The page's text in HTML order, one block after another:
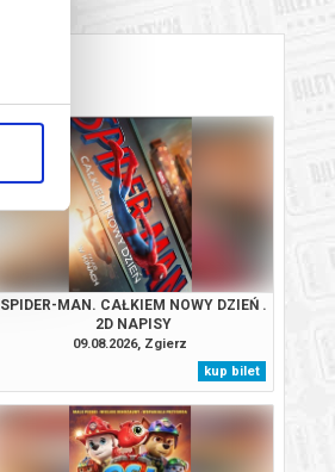
SPIDER-MAN. CAŁKIEM NOWY DZIEŃ .
2D NAPISY
09.08.2026, Zgierz
kup bilet